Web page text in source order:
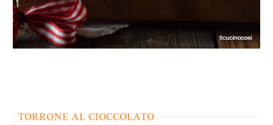
TORRONE AL CIOCCOLATO